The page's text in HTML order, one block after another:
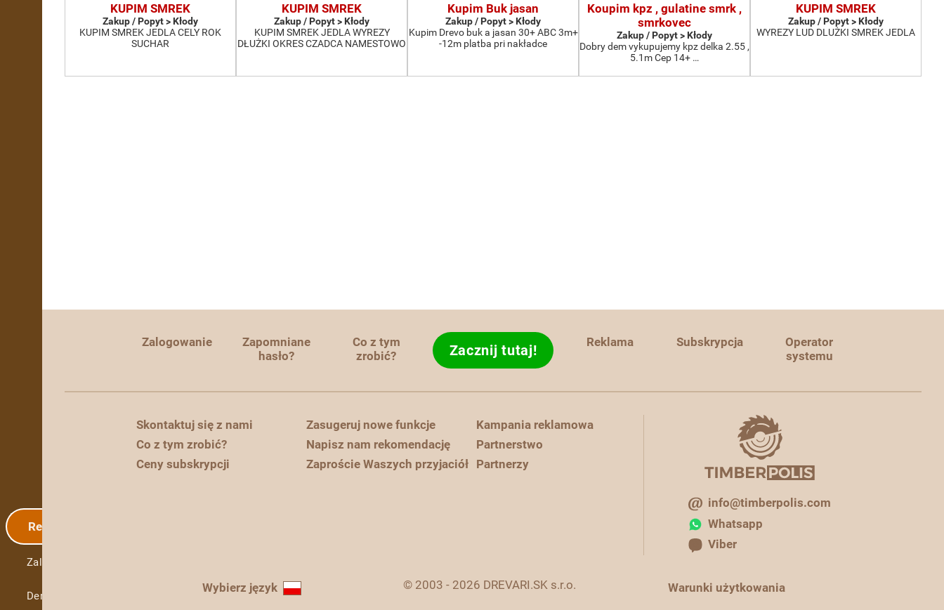
Rejestracja
Zalogowanie
Demo
KUPIM SMREK
Zakup / Popyt > Kłody
KUPIM SMREK JEDLA CELY ROK
SUCHAR
KUPIM SMREK
Zakup / Popyt > Kłody
KUPIM SMREK JEDLA WYREZY
DŁUŻKI OKRES CZADCA NAMESTOWO
Kupim Buk jasan
Zakup / Popyt > Kłody
Kupim Drevo buk a jasan 30+ ABC 3m+
-12m platba pri nakładce
Koupim kpz , gulatine smrk ,
smrkovec
Zakup / Popyt > Kłody
Dobry dem vykupujemy kpz delka 2.55 ,
5.1m Cep 14+ …
KUPIM SMREK
Zakup / Popyt > Kłody
WYREZY LUD DLUŻKI SMREK JEDLA
Zalogowanie
Zapomniane
hasło?
Co z tym
zrobić?
Zacznij tutaj! Reklama Subskrypcja
Operator
systemu
Skontaktuj się z nami
Co z tym zrobić?
Ceny subskrypcji
Zasugeruj nowe funkcje
Napisz nam rekomendację
Zaproście Waszych przyjaciół
Kampania reklamowa
Partnerstwo
Partnerzy
info@timberpolis.com
Whatsapp
Viber
Wybierz język © 2003 - 2026 DREVARI.SK s.r.o. Warunki użytkowania